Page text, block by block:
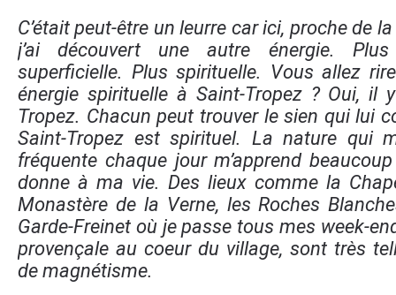
C’était peut-être un leurre car ici, proche de
j’ai découvert une autre énergie.
superficielle. Plus spirituelle. Vous allez
énergie spirituelle à Saint-Tropez ? Oui, il
Tropez. Chacun peut trouver le sien qui lui
Saint-Tropez est spirituel. La nature qui
fréquente chaque jour m’apprend
donne à ma vie. Des lieux comme la
Monastère de la Verne, les Roches
Garde-Freinet où je passe tous mes week-
provençale au coeur du village, sont très
de magnétisme.